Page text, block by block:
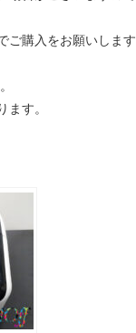
ご購入をお願いしま
ます。